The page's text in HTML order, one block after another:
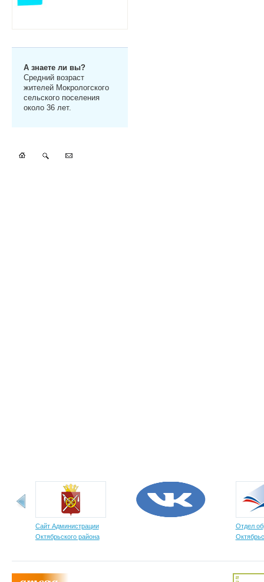
А знаете ли вы?
Средний возраст
жителей Мокрологского
сельского поселения
около 36 лет.
Сайт Администрации
Октябрьского района
Отдел